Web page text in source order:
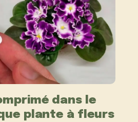
dans le
plante à fleurs